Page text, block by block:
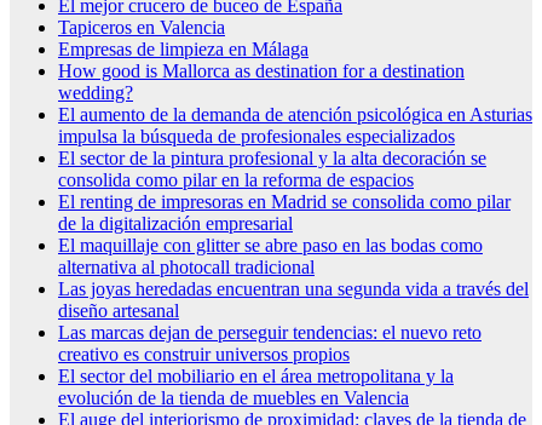
El mejor crucero de buceo de España
Tapiceros en Valencia
Empresas de limpieza en Málaga
How good is Mallorca as destination for a destination
wedding?
El aumento de la demanda de atención psicológica en Asturias
impulsa la búsqueda de profesionales especializados
El sector de la pintura profesional y la alta decoración se
consolida como pilar en la reforma de espacios
El renting de impresoras en Madrid se consolida como pilar
de la digitalización empresarial
El maquillaje con glitter se abre paso en las bodas como
alternativa al photocall tradicional
Las joyas heredadas encuentran una segunda vida a través del
diseño artesanal
Las marcas dejan de perseguir tendencias: el nuevo reto
creativo es construir universos propios
El sector del mobiliario en el área metropolitana y la
evolución de la tienda de muebles en Valencia
El auge del interiorismo de proximidad: claves de la tienda de